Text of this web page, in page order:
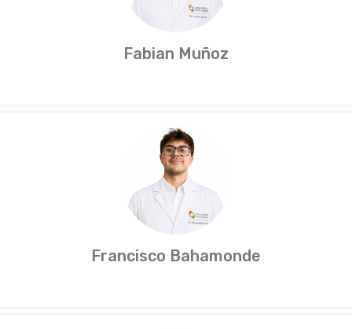
Fabian Muñoz
Francisco Bahamonde